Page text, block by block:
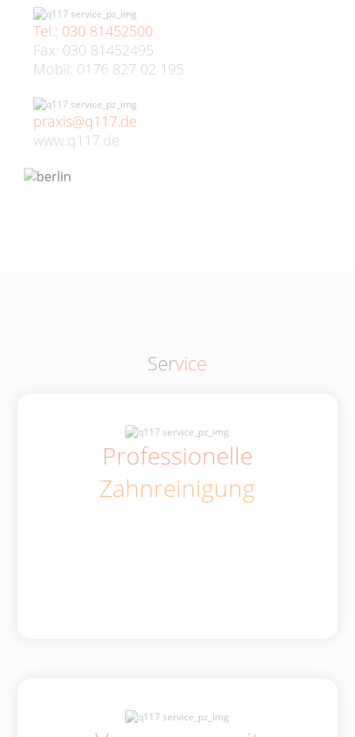
Tel.: 030 81452500
Fax: 030 81452495
Mobil: 0176 827 02 195
praxis@q117.de
www.q117.de
Service
Professionelle
Zahnreinigung